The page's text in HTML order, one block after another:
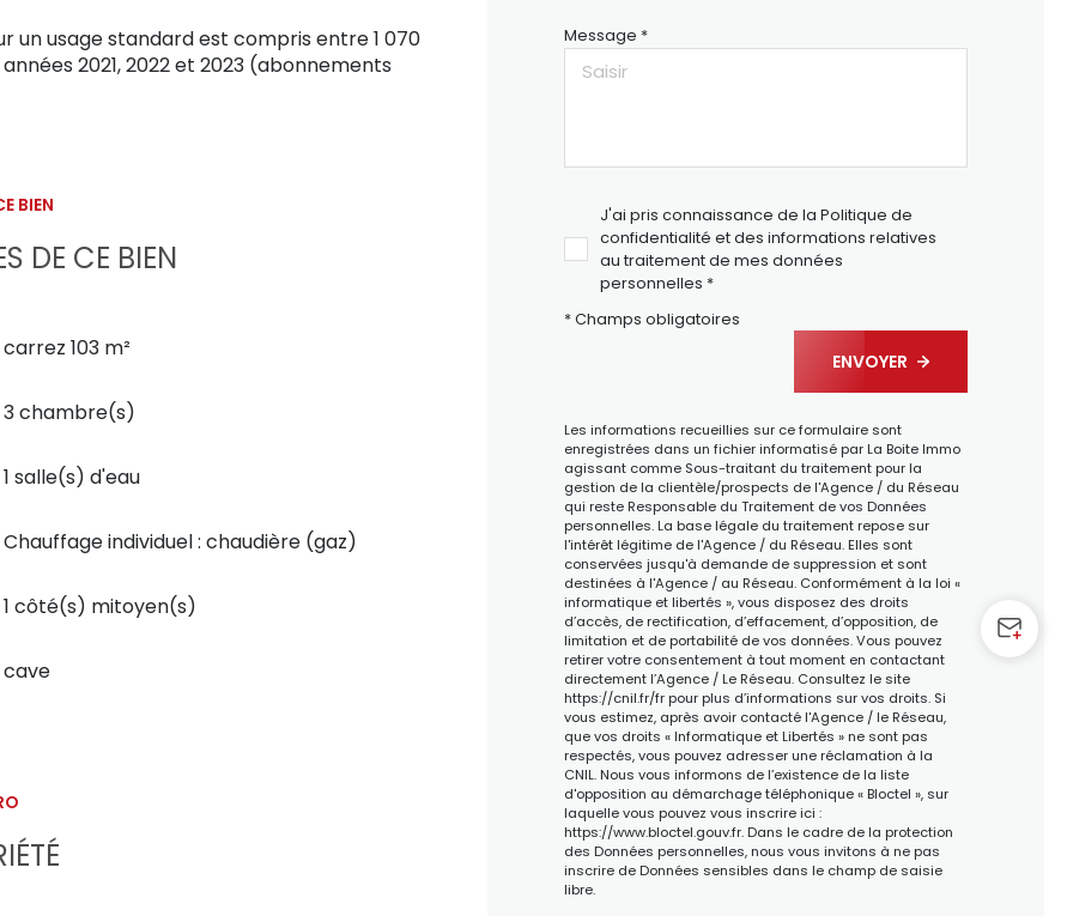
des parties communes)
lieux d'entrée)
un usage standard est compris entre 1 070
2021, 2022 et 2023 (abonnements
BIEN
DE CE BIEN
carrez 103 m²
3 chambre(s)
1 salle(s) d'eau
Chauffage individuel : chaudière (gaz)
1 côté(s) mitoyen(s)
cave
Message *
J'ai pris connaissance de la Politique de
confidentialité et des informations relatives
au traitement de mes données
personnelles *
* Champs obligatoires
ENVOYER
Les informations recueillies sur ce formulaire sont
enregistrées dans un fichier informatisé par La Boite Immo
agissant comme Sous-traitant du traitement pour la
gestion de la clientèle/prospects de l'Agence / du Réseau
qui reste Responsable du Traitement de vos Données
personnelles. La base légale du traitement repose sur
l'intérêt légitime de l'Agence / du Réseau. Elles sont
conservées jusqu'à demande de suppression et sont
destinées à l'Agence / au Réseau. Conformément à la loi «
informatique et libertés », vous disposez des droits
d’accès, de rectification, d’effacement, d’opposition, de
limitation et de portabilité de vos données. Vous pouvez
retirer votre consentement à tout moment en contactant
directement l’Agence / Le Réseau. Consultez le site
https://cnil.fr/frpour plus d’informations sur vos droits. Si
vous estimez, après avoir contacté l'Agence / le Réseau,
que vos droits « Informatique et Libertés » ne sont pas
respectés, vous pouvez adresser une réclamation à la
CNIL. Nous vous informons de l’existence de la liste
d'opposition au démarchage téléphonique « Bloctel », sur
laquelle vous pouvez vous inscrire ici :
https://www.bloctel.gouv.fr. Dans le cadre de la protection
des Données personnelles, nous vous invitons à ne pas
inscrire de Données sensibles dans le champ de saisie
libre.